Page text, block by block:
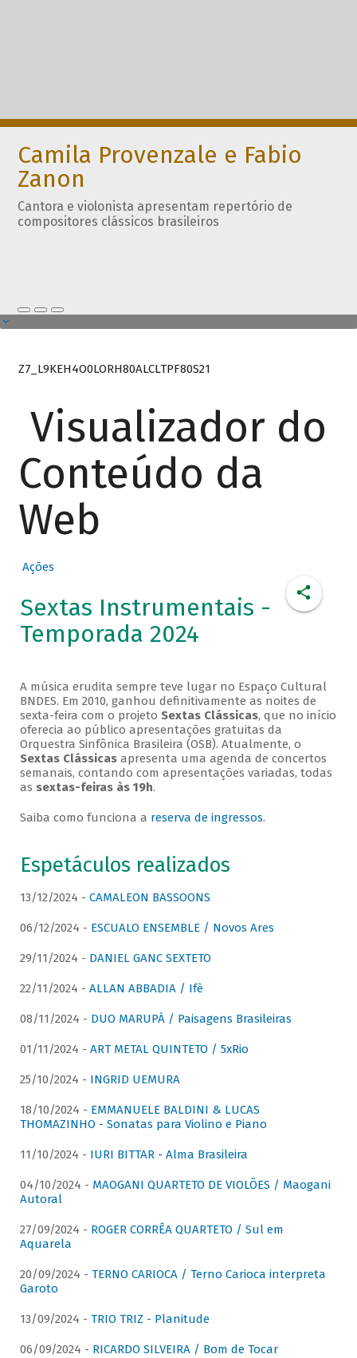
Camila Provenzale e Fabio
Zanon
Cantora e violonista apresentam repertório de
compositores clássicos brasileiros
Z7_L9KEH4O0LORH80ALCLTPF80S21
Visualizador do
Conteúdo da
Web
Ações
Sextas Instrumentais -
Temporada 2024
A música erudita sempre teve lugar no Espaço Cultural
BNDES. Em 2010, ganhou definitivamente as noites de
sexta-feira com o projeto Sextas Clássicas, que no início
oferecia ao público apresentações gratuitas da
Orquestra Sinfônica Brasileira (OSB). Atualmente, o
Sextas Clássicasapresenta uma agenda de concertos
semanais, contando com apresentações variadas, todas
as sextas-feiras às 19h.
Saiba como funciona a reserva de ingressos.
Espetáculos realizados
13/12/2024 - CAMALEON BASSOONS
06/12/2024 - ESCUALO ENSEMBLE / Novos Ares
29/11/2024 - DANIEL GANC SEXTETO
22/11/2024 - ALLAN ABBADIA / Ifè
08/11/2024 - DUO MARUPÁ / Paisagens Brasileiras
01/11/2024 - ART METAL QUINTETO / 5xRio
25/10/2024 - INGRID UEMURA
18/10/2024 - EMMANUELE BALDINI & LUCAS
THOMAZINHO - Sonatas para Violino e Piano
11/10/2024 - IURI BITTAR - Alma Brasileira
04/10/2024 - MAOGANI QUARTETO DE VIOLÕES / Maogani
Autoral
27/09/2024 - ROGER CORRÊA QUARTETO / Sul em
Aquarela
20/09/2024 - TERNO CARIOCA / Terno Carioca interpreta
Garoto
13/09/2024 - TRIO TRIZ - Planitude
06/09/2024 - RICARDO SILVEIRA / Bom de Tocar